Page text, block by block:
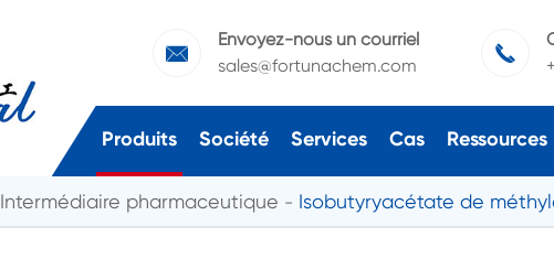

Envoyez-nous un courriel
sales@fortunachem.com

Produits Société Services Cas Ressources
Intermédiaire pharmaceutique Isobutyryacétate de